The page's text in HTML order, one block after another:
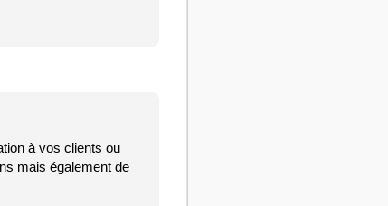
à vos clients ou
mais également de